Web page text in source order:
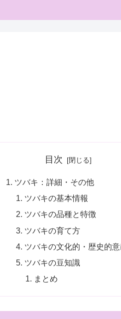
目次
ツバキ：詳細・その他
ツバキの基本情報
ツバキの品種と特徴
ツバキの育て方
ツバキの文化的・歴史的
ツバキの豆知識
まとめ